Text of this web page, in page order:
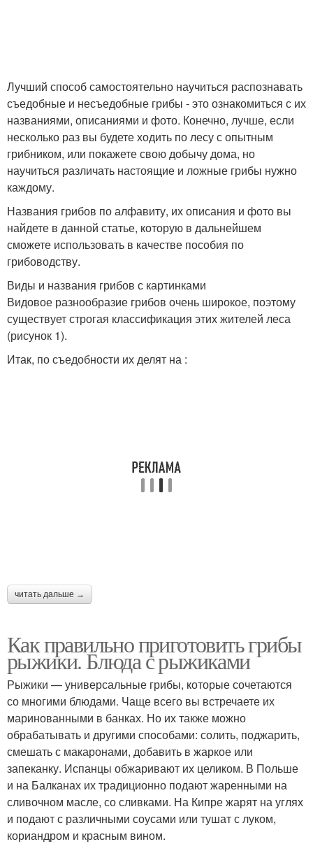
Лучший способ самостоятельно научиться распознавать
съедобные и несъедобные грибы - это ознакомиться с их
названиями, описаниями и фото. Конечно, лучше, если
несколько раз вы будете ходить по лесу с опытным
грибником, или покажете свою добычу дома, но
научиться различать настоящие и ложные грибы нужно
каждому.
Названия грибов по алфавиту, их описания и фото вы
найдете в данной статье, которую в дальнейшем
сможете использовать в качестве пособия по
грибоводству.
Виды и названия грибов с картинками
Видовое разнообразие грибов очень широкое, поэтому
существует строгая классификация этих жителей леса
(рисунок 1).
Итак, по съедобности их делят на :
читать дальше →
Как правильно приготовить грибы
рыжики. Блюда с рыжиками
Рыжики — универсальные грибы, которые сочетаются
со многими блюдами. Чаще всего вы встречаете их
маринованными в банках. Но их также можно
обрабатывать и другими способами: солить, поджарить,
смешать с макаронами, добавить в жаркое или
запеканку. Испанцы обжаривают их целиком. В Польше
и на Балканах их традиционно подают жаренными на
сливочном масле, со сливками. На Кипре жарят на углях
и подают с различными соусами или тушат с луком,
кориандром и красным вином.